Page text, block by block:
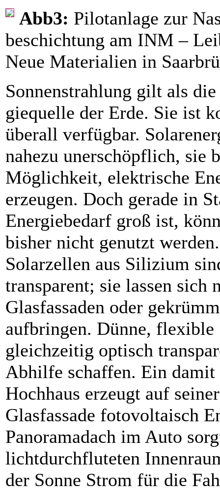
Abb3: Pilotanlage zur
beschichtung am INM –
Neue Materialien in
Sonnenstrahlung gilt als
giequelle der Erde. Sie ist
überall verfügbar.
nahezu unerschöpflich, sie
Möglichkeit, elektrische
erzeugen. Doch gerade in
Energiebedarf groß ist,
bisher nicht genutzt
Solarzellen aus ­Silizium
transparent; sie lassen sich
Glasfassaden oder
aufbringen. Dünne, flexible
gleichzeitig optisch
Abhilfe schaffen. Ein damit
Hochhaus erzeugt auf
Glasfassade fotovoltaisch
Panoramadach im Auto
lichtdurchfluteten
der Sonne Strom für die